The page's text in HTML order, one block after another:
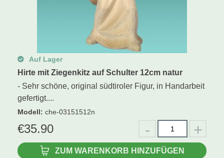
Auf Lager
Hirte mit Ziegenkitz auf Schulter 12cm natur
- Sehr schöne, original südtiroler Figur, in Handarbeit
gefertigt....
Modell: che-03151512n
€35.90
ZUM WARENKORB HINZUFÜGEN